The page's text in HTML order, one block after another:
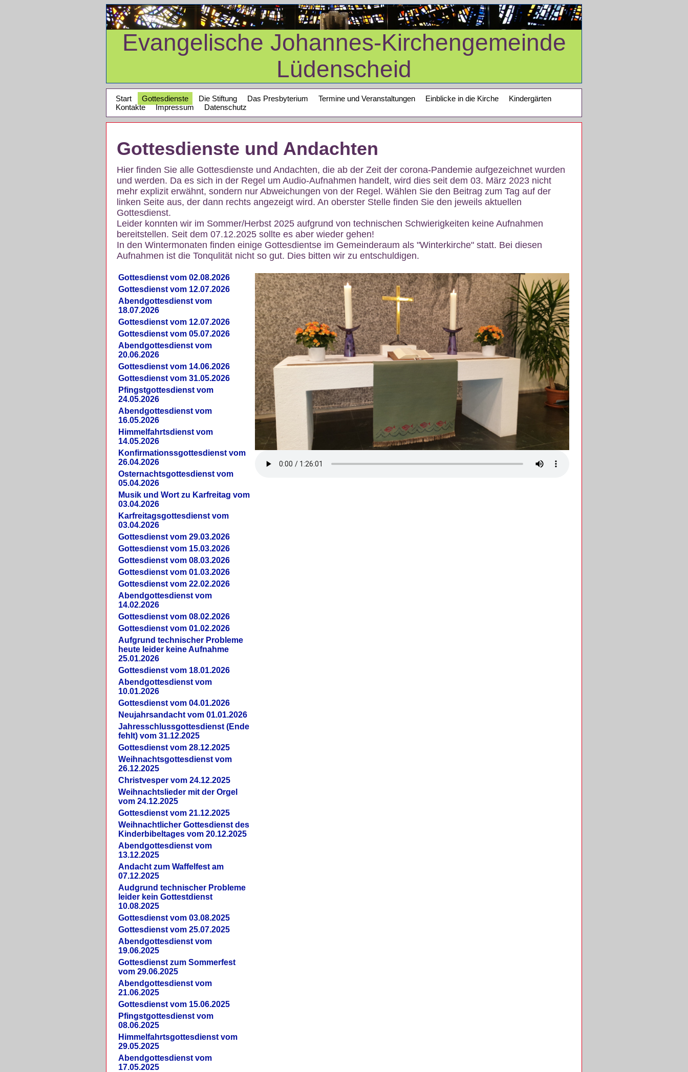
Evangelische Johannes-Kirchengemeinde
Lüdenscheid
Start Gottesdienste Die Stiftung Das Presbyterium Termine und Veranstaltungen Einblicke in die Kirche
Kindergärten
Kontakte
Impressum Datenschutz
Gottesdienste und Andachten
Hier finden Sie alle Gottesdienste und Andachten, die ab der Zeit der corona-Pandemie aufgezeichnet wurden
und werden. Da es sich in der Regel um Audio-Aufnahmen handelt, wird dies seit dem 03. März 2023 nicht
mehr explizit erwähnt, sondern nur Abweichungen von der Regel. Wählen Sie den Beitrag zum Tag auf der
linken Seite aus, der dann rechts angezeigt wird. An oberster Stelle finden Sie den jeweils aktuellen
Gottesdienst.
Leider konnten wir im Sommer/Herbst 2025 aufgrund von technischen Schwierigkeiten keine Aufnahmen
bereitstellen. Seit dem 07.12.2025 sollte es aber wieder gehen!
In den Wintermonaten finden einige Gottesdientse im Gemeinderaum als "Winterkirche" statt. Bei diesen
Aufnahmen ist die Tonqulität nicht so gut. Dies bitten wir zu entschuldigen.
Gottesdienst vom 02.08.2026
Gottesdienst vom 12.07.2026
Abendgottesdienst vom
18.07.2026
Gottesdienst vom 12.07.2026
Gottesdienst vom 05.07.2026
Abendgottesdienst vom
20.06.2026
Gottesdienst vom 14.06.2026
Gottesdienst vom 31.05.2026
Pfingstgottesdienst vom
24.05.2026
Abendgottesdienst vom
16.05.2026
Himmelfahrtsdienst vom
14.05.2026
Konfirmationssgottesdienst vom
26.04.2026
Osternachtsgottesdienst vom
05.04.2026
Musik und Wort zu Karfreitag vom
03.04.2026
Karfreitagsgottesdienst vom
03.04.2026
Gottesdienst vom 29.03.2026
Gottesdienst vom 15.03.2026
Gottesdienst vom 08.03.2026
Gottesdienst vom 01.03.2026
Gottesdienst vom 22.02.2026
Abendgottesdienst vom
14.02.2026
Gottesdienst vom 08.02.2026
Gottesdienst vom 01.02.2026
Aufgrund technischer Probleme
heute leider keine Aufnahme
25.01.2026
Gottesdienst vom 18.01.2026
Abendgottesdienst vom
10.01.2026
Gottesdienst vom 04.01.2026
Neujahrsandacht vom 01.01.2026
Jahresschlussgottesdienst (Ende
fehlt) vom 31.12.2025
Gottesdienst vom 28.12.2025
Weihnachtsgottesdienst vom
26.12.2025
Christvesper vom 24.12.2025
Weihnachtslieder mit der Orgel
vom 24.12.2025
Gottesdienst vom 21.12.2025
Weihnachtlicher Gottesdienst des
Kinderbibeltages vom 20.12.2025
Abendgottesdienst vom
13.12.2025
Andacht zum Waffelfest am
07.12.2025
Audgrund technischer Probleme
leider kein Gottestdienst
10.08.2025
Gottesdienst vom 03.08.2025
Gottesdienst vom 25.07.2025
Abendgottesdienst vom
19.06.2025
Gottesdienst zum Sommerfest
vom 29.06.2025
Abendgottesdienst vom
21.06.2025
Gottesdienst vom 15.06.2025
Pfingstgottesdienst vom
08.06.2025
Himmelfahrtsgottesdienst vom
29.05.2025
Abendgottesdienst vom
17.05.2025